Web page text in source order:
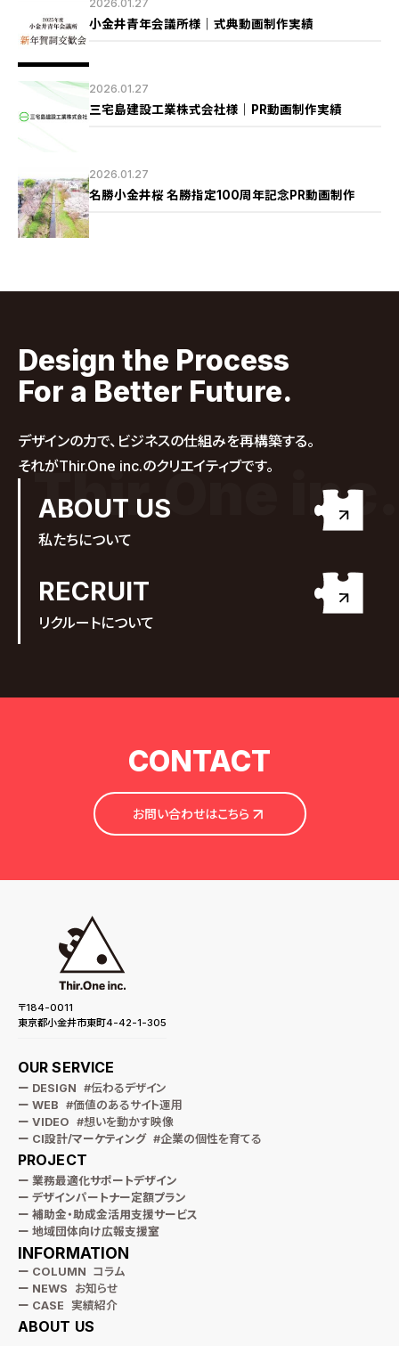
2026.01.27
小金井青年会議所様｜式典動画制作実績
2026.01.27
三宅島建設工業株式会社様｜PR動画制作実績
2026.01.27
名勝小金井桜 名勝指定100周年記念PR動画制作
Thir.One inc.
Design the Process
For a Better Future.
デザインの力で、ビジネスの仕組みを再構築する。
それがThir.One inc.のクリエイティブです。
ABOUT US
私たちについて
RECRUIT
リクルートについて
CONTACT
お問い合わせはこちら
〒184-0011
東京都小金井市東町4-42-1-305
OUR SERVICE
ー DESIGN #伝わるデザイン
ー WEB #価値のあるサイト運用
ー VIDEO #想いを動かす映像
ー CI設計/マーケティング #企業の個性を育てる
PROJECT
ー 業務最適化サポートデザイン
ー デザインパートナー定額プラン
ー 補助金・助成金活用支援サービス
ー 地域団体向け広報支援室
INFORMATION
ー COLUMN コラム
ー NEWS
お知らせ
ー CASE 実績紹介
ABOUT US